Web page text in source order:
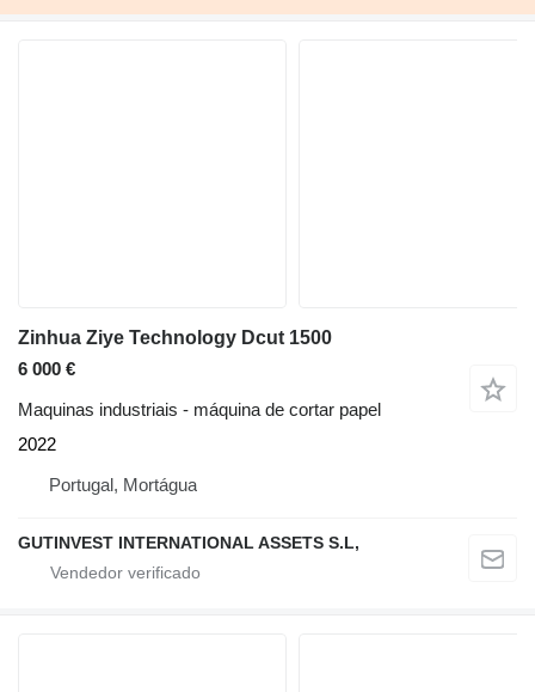
Zinhua Ziye Technology Dcut 1500
6 000 €
Maquinas industriais - máquina de cortar papel
2022
Portugal, Mortágua
GUTINVEST INTERNATIONAL ASSETS S.L,